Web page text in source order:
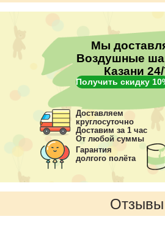
Мы
Воздушные
Казани
Получить скидку
Доставляем
круглосуточно
Доставим за 1 час
От любой суммы
Гарантия
долгого полёта
Отзывы